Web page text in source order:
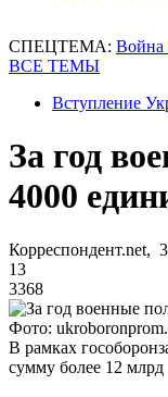
СПЕЦТЕМА: Война
ВСЕ ТЕМЫ
Вступление
За год
4000
Корреспондент.net,
13
3368
Фото:
В рамках
сумму более 12 млрд